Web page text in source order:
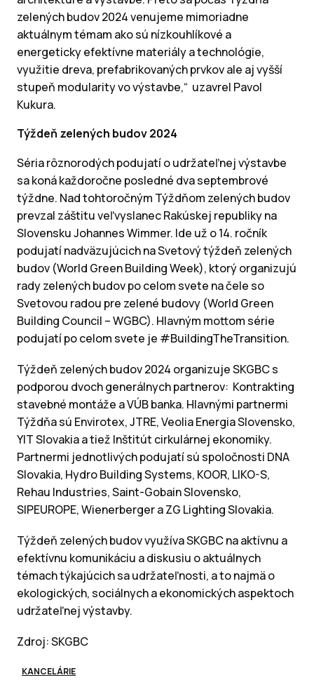
zelených budov 2024 venujeme mimoriadne
aktuálnym témam ako sú nízkouhlíkové a
energeticky efektívne materiály a technológie,
využitie dreva, prefabrikovaných prvkov ale aj vyšší
stupeň modularity vo výstavbe,“ uzavrel Pavol
Kukura.
Týždeň zelených budov 2024
Séria rôznorodých podujatí o udržateľnej výstavbe
sa koná každoročne posledné dva septembrové
týždne. Nad tohtoročným Týždňom zelených budov
prevzal záštitu veľvyslanec Rakúskej republiky na
Slovensku Johannes Wimmer. Ide už o 14. ročník
podujatí nadväzujúcich na Svetový týždeň zelených
budov (World Green Building Week), ktorý organizujú
rady zelených budov po celom svete na čele so
Svetovou radou pre zelené budovy (World Green
Building Council – WGBC). Hlavným mottom série
podujatí po celom svete je #BuildingTheTransition.
Týždeň zelených budov 2024 organizuje SKGBC s
podporou dvoch generálnych partnerov: Kontrakting
stavebné montáže a VÚB banka. Hlavnými partnermi
Týždňa sú Envirotex, JTRE, Veolia Energia Slovensko,
YIT Slovakia a tiež Inštitút cirkulárnej ekonomiky.
Partnermi jednotlivých podujatí sú spoločnosti DNA
Slovakia, Hydro Building Systems, KOOR, LIKO-S,
Rehau Industries, Saint-Gobain Slovensko,
SIPEUROPE, Wienerberger a ZG Lighting Slovakia.
Týždeň zelených budov využíva SKGBC na aktívnu a
efektívnu komunikáciu a diskusiu o aktuálnych
témach týkajúcich sa udržateľnosti, a to najmä o
ekologických, sociálnych a ekonomických aspektoch
udržateľnej výstavby.
Zdroj: SKGBC
KANCELÁRIE